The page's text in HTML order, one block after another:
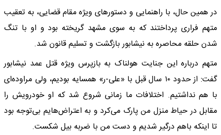
در همین حال، با راهنمایی و دستورهای ویژه مقام قضایی، به تعقیب
متهم فراری پرداختند که به سوی مشهد گریخته بود و او با تنگ
شدن حلقه محاصره به نیشابور بازگشت و تسلیم قانون شد.
متهم درباره این جنایت هولناک به بازپرس ویژه قتل عمد نیشابور
گفت: از حدود ۱۰ سال قبل با «علی-ر» همسایه بودیم، ولی مراوده‌ای
با هم نداشتیم. اختلافات ما زمانی شروع شد که او خودرویش را
مقابل در حیاط منزل من پارک می‌کرد و به اعتراض‌هایم بی‌توجه بود
تا اینکه باهم درگیر شدیم و دست من با ضربه بیل شکست.